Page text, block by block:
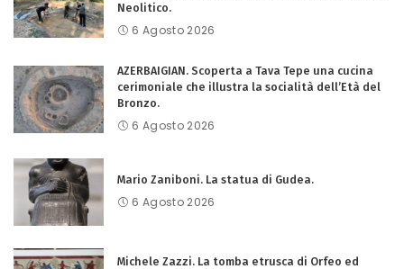
Neolitico.
6 Agosto 2026
AZERBAIGIAN. Scoperta a Tava Tepe una cucina
cerimoniale che illustra la socialità dell’Età del
Bronzo.
6 Agosto 2026
Mario Zaniboni. La statua di Gudea.
6 Agosto 2026
Michele Zazzi. La tomba etrusca di Orfeo ed